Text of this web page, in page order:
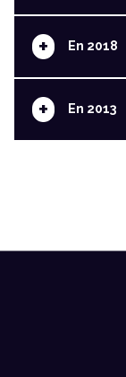
+ En 2018
+ En 2013